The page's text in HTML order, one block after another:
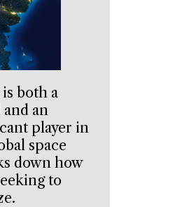
both a
an
player in
space
down how
to